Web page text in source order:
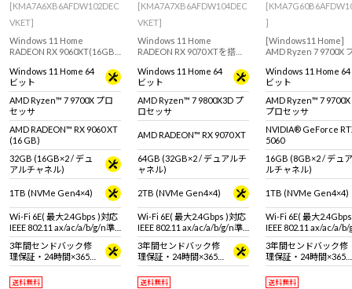
[KMA7A6XB6AFDW102DEC
VKET]
Windows 11 Home
RADEON RX 9060XT(16GB)
ミニタワーモデル！【DAIV
10周年3Dデータとオリジナ
ル壁紙付属！】
Windows 11 Home 64
ビット
AMD Ryzen™ 7 9700X プロ
セッサ
AMD RADEON™ RX 9060 XT
(16 GB)
32GB (16GB×2 / デュ
アルチャネル)
1TB (NVMe Gen4×4)
Wi-Fi 6E( 最大2.4Gbps )対応
IEEE 802.11 ax/ac/a/b/g/n準
拠 ＋ Bluetooth 5内蔵
3年間センドバック修
理保証・24時間×365
日電話サポート
送料無料
[KMA7A7XB6AFDW104DEC
VKET]
Windows 11 Home
RADEON RX 9070 XTを搭載
すめなミニタワー型デスク
トップパソコン【DAIV 10周
年3Dデータとオリジナル壁
紙付属！】
Windows 11 Home 64
ビット
AMD Ryzen™ 7 9800X3D プ
ロセッサ
AMD RADEON™ RX 9070 XT
64GB (32GB×2 / デュアルチ
ャネル)
2TB (NVMe Gen4×4)
Wi-Fi 6E( 最大2.4Gbps )対応
IEEE 802.11 ax/ac/a/b/g/n準
拠 ＋ Bluetooth 5内蔵
3年間センドバック修
理保証・24時間×365
日電話サポート
送料無料
]
[Windows11 Home]
AMD Ryzen 7 9700X
搭載したクリエイタ
デスクトップPC
Windows 11 Home 64
ビット
AMD Ryzen™ 7 9700X
プロセッサ
NVIDIA® GeForce
5060
16GB (8GB×2 / デュア
ルチャネル)
1TB (NVMe Gen4×4)
Wi-Fi 6E( 最大
IEEE 802.11 ax/ac/a/
拠 ＋ Bluetooth 5内蔵
3年間センドバック修
理保証・24時間×365
日電話サポート
送料無料